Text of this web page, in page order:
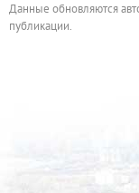
Данные обновляются
публикации.